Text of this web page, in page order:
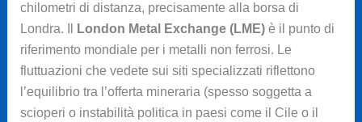
chilometri di distanza, precisamente alla borsa di
Londra. Il
London Metal Exchange (LME)è il punto di
riferimento mondiale per i metalli non ferrosi. Le
fluttuazioni che vedete sui siti specializzati riflettono
l’equilibrio tra l’offerta mineraria (spesso soggetta a
scioperi o instabilità politica in paesi come il Cile o il